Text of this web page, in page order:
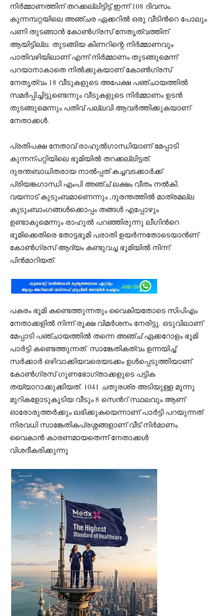
നിർമ്മാണത്തിന് തറക്കല്ലിട്ടിട്ട് ഇന്ന് 108 ദിവസം.
കുന്നമ്പറ്റയിലെ അഞ്ചര ഏക്കറിൽ ഒരു വീടിൻറെ പോലും
പണി തുടങ്ങാൻ കോൺഗ്രസ് നേതൃത്വത്തിന്
ആയിട്ടില്ല. തുടങ്ങിയ കിണറിന്റെ നിർമ്മാണവും
പാതിവഴിയിലാണ് എന്ന് നിർമ്മാണം തുടങ്ങുമെന്ന്
പറയാനാകാതെ നില്‍ക്കുകയാണ് കോൺഗ്രസ്
നേതൃത്വം 18 വീടുകളുടെ അപേക്ഷ പഞ്ചായത്തിൽ
സമർപ്പിച്ചിട്ടുണ്ടെന്നും വീടുകളുടെ നിർമ്മാണം ഉടൻ
തുടങ്ങുമെന്നും പതിവ് പല്ലവി ആവർത്തിക്കുകയാണ്
നേതാക്കള്‍.
പ്രതിപക്ഷ നേതാവ് രാഹുല്‍ഗാന്ധിയാണ് മേപ്പാടി
കുന്നന്പറ്റിയിലെ ഭൂമിയില്‍ തറക്കല്ലിട്ടത്.
ദുരന്തബാധിതരായ നാല്‍പ്പത് കച്ചവടക്കാർക്ക്
പ്രിയങ്കഗാന്ധി എംപി അ‍ഞ്ച് ലക്ഷം വീതം നല്‍കി.
വയനാട് കുടുംബമാണെന്നും ,ദുരന്തത്തില്‍ മാത്രമല്ല
കുടുംബാംഗങ്ങള്‍ക്കൊപ്പം തങ്ങള്‍ എപ്പോഴും
ഉണ്ടാകുമെന്നും രാഹുല്‍ പറഞ്ഞിരുന്നു ലീഗിന്‍റെ
ഭൂമിക്കെതിരെ തോട്ടഭൂമി പരാതി ഉയർന്നതോടെയാൻണ്
കോണ്‍ഗ്രസ് ആദ്യം കണ്ടുവച്ച ഭൂമിയില്‍ നിന്ന്
പിൻമാറിയത്.
പകരം ഭൂമി കണ്ടെത്തുന്നതും വൈകിയതോടെ സിപിഎം
നേതാക്കളില്‍ നിന്ന് രൂക്ഷ വിമർ‍ശനം നേരിട്ടു. ഒടുവിലാണ്
മേപ്പാടി പഞ്ചായത്തില്‍ തന്നെ അഞ്ച് ഏക്കറോളം ഭൂമി
പാർട്ടി കണ്ടെത്തുന്നത്. സാങ്കേതികത്വം ഉന്നയിച്ച്
സർക്കാർ ഒഴിവാക്കിയവരെയടക്കം ഉള്‍പ്പെടുത്തിയാണ്
കോണ്‍ഗ്രസ് ഗുണഭോഗ്താക്കളുടെ പട്ടിക
തയ്യാറാക്കുക്കിയത്. 1041 ചതുരശ്ര അടിയുള്ള മൂന്നു
മുറികളോടുകൂടിയ വീടും 8 സെൻറ് സ്ഥലവും ആണ്
ഓരോരുത്തർക്കും ലഭിക്കുകയെന്നാണ് പാര്‍ട്ടി പറയുന്നത്
നിരവധി സാങ്കേതികപ്രശ്നങ്ങളാണ് വീട് നിര്‍മാണം
വൈകാൻ കാരണമായതെന്ന് നേതാക്കള്‍
വിശദീകരിക്കുന്നു